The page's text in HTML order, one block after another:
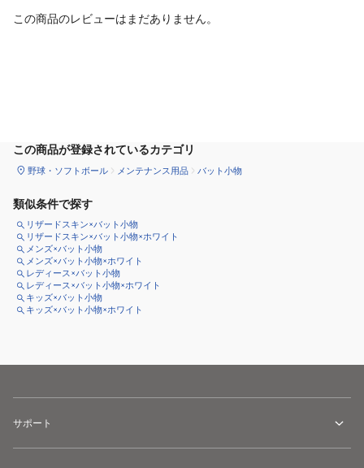
この商品のレビューはまだありません。
この商品が登録されているカテゴリ
野球・ソフトボール メンテナンス用品 バット小物
類似条件で探す
リザードスキン×バット小物
リザードスキン×バット小物×ホワイト
メンズ×バット小物
メンズ×バット小物×ホワイト
レディース×バット小物
レディース×バット小物×ホワイト
キッズ×バット小物
キッズ×バット小物×ホワイト
サポート